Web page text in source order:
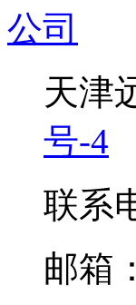
天津
号-4
联系
邮箱